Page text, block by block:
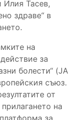
Тасев,
здраве“ в
на
за
болести“ (JA
съюз.
от
на
за